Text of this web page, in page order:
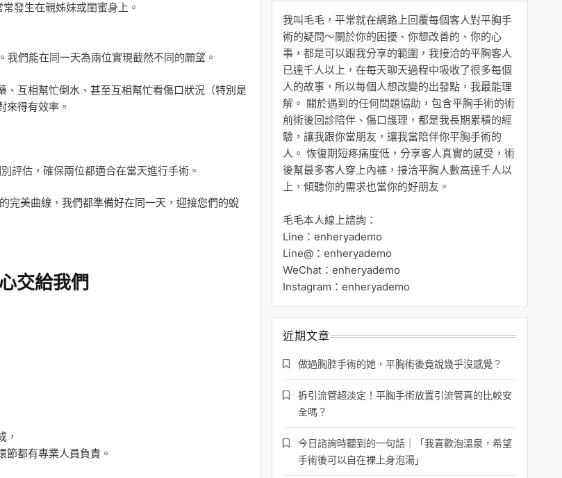
發生在親姊妹或閨蜜身上。
們能在同一天為兩位實現截然不同的願望。
互相幫忙倒水、甚至互相幫忙看傷口狀況（特別是
來得有效率。
評估，確保兩位都適合在當天進行手術。
完美曲線，我們都準備好在同一天，迎接您們的蛻
交給我們
，
都有專業人員負責。
我叫毛毛，平常就在網路上回覆每個客人對平胸手
術的疑問～關於你的困擾、你想改善的、你的心
事，都是可以跟我分享的範圍，我接洽的平胸客人
已達千人以上，在每天聊天過程中吸收了很多每個
人的故事，所以每個人想改變的出發點，我最能理
解。 關於遇到的任何問題協助，包含平胸手術的術
前術後回診陪伴、傷口護理，都是我長期累積的經
驗，讓我跟你當朋友，讓我當陪伴你平胸手術的
人。 恢復期短疼痛度低，分享客人真實的感受，術
後幫最多客人穿上內褲，接洽平胸人數高達千人以
上，傾聽你的需求也當你的好朋友。
毛毛本人線上諮詢：
Line：enheryademo
Line@：enheryademo
WeChat：enheryademo
Instagram：enheryademo
近期文章
做過胸腔手術的她，平胸術後竟說幾乎沒感覺？
拆引流管超淡定！平胸手術放置引流管真的比較安
全嗎？
今日諮詢時聽到的一句話｜「我喜歡泡溫泉，希望
手術後可以自在裸上身泡湯」